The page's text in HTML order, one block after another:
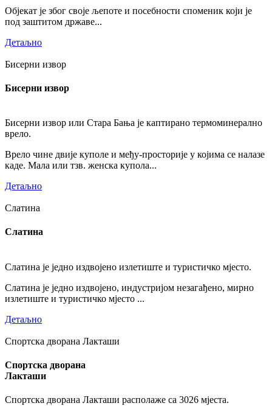
Објекат је због своје љепоте и посебности споменик који је
под заштитом државе...
Детаљно
Бисерни извор
Бисерни извор
Бисерни извор или Стара Бања је каптирано термоминерално
врело.
Врело чине двије куполе и међу-просторије у којима се налазе
каде. Мала или тзв. женска купола...
Детаљно
Слатина
Слатина
Слатина је једно издвојено излетиште и туристичко мјесто.
Слатина је једно издвојено, индустријом незагађено, мирно
излетиште и туристичко мјесто ...
Детаљно
Спортска дворана Лакташи
Спортска дворана
Лакташи
Спортска дворана Лакташи располаже са 3026 мјеста.